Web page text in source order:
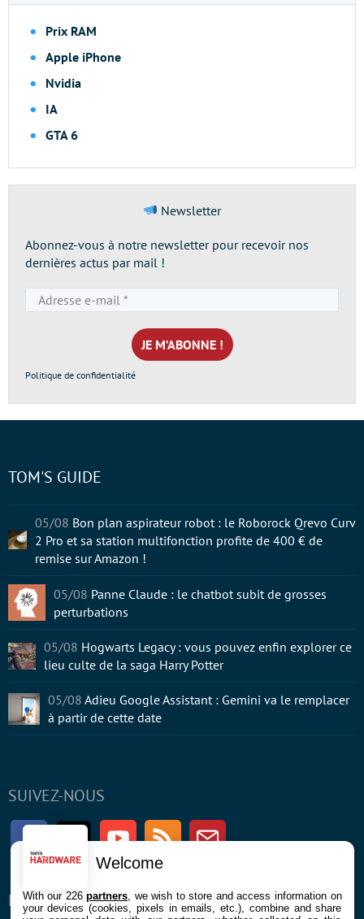
Prix RAM
Apple iPhone
Nvidia
IA
GTA 6
Newsletter
Abonnez-vous à notre newsletter pour recevoir nos
dernières actus par mail !
e-
mail
*
Politique de confidentialité
SUIVEZ-NOUS
FacebookTwitter Youtube RSS Newsletter
ENTREPRISE À PROPOS
TOM'S GUIDE
05/08 Bon plan aspirateur robot : le Roborock Qrevo Curv
2 Pro et sa station multifonction profite de 400 € de
remise sur Amazon !
05/08 Panne Claude : le chatbot subit de grosses
perturbations
05/08 Hogwarts Legacy : vous pouvez enfin explorer ce
lieu culte de la saga Harry Potter
05/08 Adieu Google Assistant : Gemini va le remplacer
à partir de cette date
Welcome
With our 226partners , we wish to store and access information on
your devices (cookies, pixels in emails, etc.), combine and share